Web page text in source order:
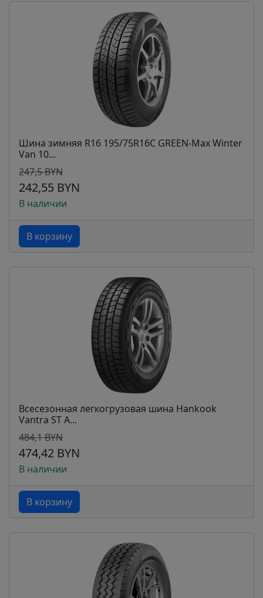
Шина зимняя R16 195/75R16C GREEN-Max Winter
Van 10...
247,5 BYN
242,55 BYN
В наличии
В корзину
Всесезонная легкогрузовая шина Hankook
Vantra ST A...
484,1 BYN
474,42 BYN
В наличии
В корзину